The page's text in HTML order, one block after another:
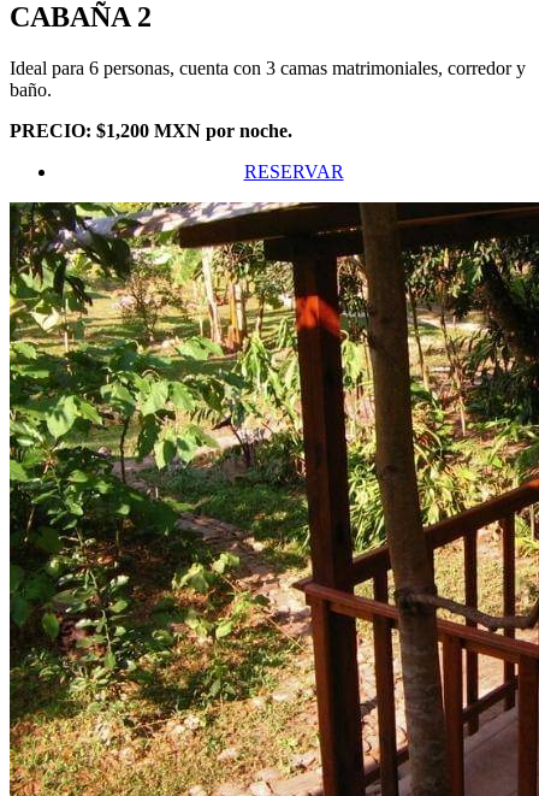
CABAÑA 2
Ideal para 6 personas, cuenta con 3 camas matrimoniales, corredor y
baño.
PRECIO: $1,200 MXN por noche.
RESERVAR